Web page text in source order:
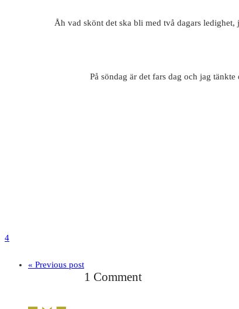
Åh vad skönt det ska bli med två dagars
På söndag är det fars dag och jag
4
« Previous post
1 Comment